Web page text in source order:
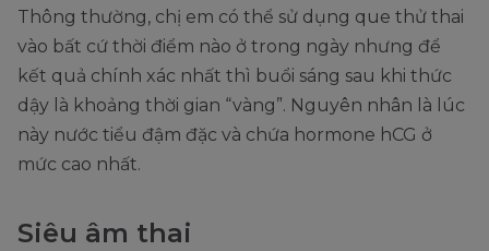
Thông thường, chị em có thể sử dụng que thử thai
vào bất cứ thời điểm nào ở trong ngày nhưng để
kết quả chính xác nhất thì buổi sáng sau khi thức
dậy là khoảng thời gian “vàng”. Nguyên nhân là lúc
này nước tiểu đậm đặc và chứa hormone hCG ở
mức cao nhất.
Siêu âm thai